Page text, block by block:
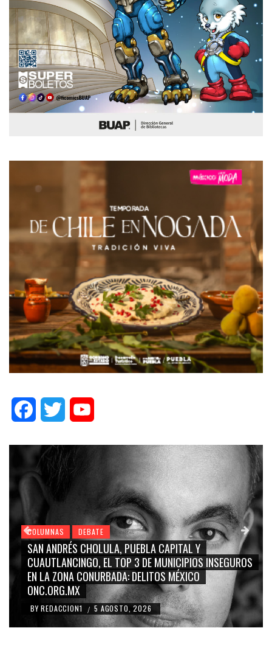
FacebookTwitter
COLUMNAS DEBATE
GRACE PALOMARES, NAY SALVATORI, SERGIO MAYER,
CARMEN SALINAS “LA CORCHOLATA”, CUAUHTÉMOC
BLANCO, SILVIA PINAL: LA TRIVIALIZACIÓN Y
RIDICULIZACIÓN DE LA REPRESENTACIÓN CIUDADANA
BY REDACCION1 / 4 AGOSTO, 2026